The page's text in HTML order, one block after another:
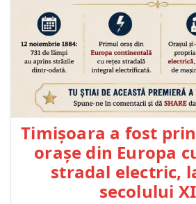
Timișoara a fost
orașe din Europa
stradal electric,
secolului